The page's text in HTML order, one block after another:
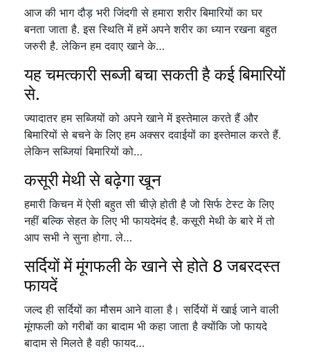
आज की भाग दौड़ भरी जिंदगी से हमारा शरीर बिमारियों का घर
बनता जाता है. इस स्थिति में हमें अपने शरीर का ध्यान रखना बहुत
जरुरी है. लेकिन हम दवाए खाने के…
यह चमत्कारी सब्जी बचा सकती है कई बिमारियों
से.
ज्यादातर हम सब्जियों को अपने खाने में इस्तेमाल करते हैं और
बिमारियों से बचने के लिए हम अक्सर दवाईयों का इस्तेमाल करते हैं.
लेकिन सब्जियां बिमारियों को…
कसूरी मेथी से बढ़ेगा खून
हमारी किचन में ऐसी बहुत सी चीज़े होती है जो सिर्फ टेस्ट के लिए
नहीं बल्कि सेहत के लिए भी फायदेमंद है. कसूरी मेथी के बारे में तो
आप सभी ने सुना होगा. ले…
सर्दियों में मूंगफली के खाने से होते 8 जबरदस्त
फायदें
जल्द ही सर्दियों का मौसम आने वाला है। सर्दियों में खाई जाने वाली
मूंगफली को गरीबों का बादाम भी कहा जाता है क्योंकि जो फायदे
बादाम से मिलते है वही फायद…